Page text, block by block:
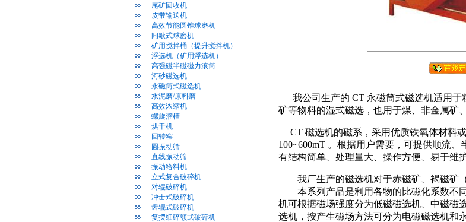
尾矿回收机
皮带输送机
高效节能圆锥球磨机
间歇式球磨机
矿用搅拌桶（提升搅拌机）
浮选机（矿用浮选机）
高强磁半磁磁力滚筒
河砂磁选机
永磁筒式磁选机
水泥磨/原料磨
高效浓缩机
螺旋溜槽
烘干机
回转窑
圆振动筛
直线振动筛
振动给料机
立式复合破碎机
对辊破碎机
冲击式破碎机
齿辊式破碎机
复摆细碎颚式破碎机
我公司生产的 CT 永磁筒式磁选机适用于
矿等物料的湿式磁选，也用于煤、非金属矿
CT 磁选机的磁系，采用优质铁氧体材料
100~600mT 。根据用户需要，可提供顺流
有结构简单、处理量大、操作方便、易于维
我厂生产的磁选机对于赤磁矿、褐磁矿（
本系列产品是利用各物的比磁化系数不
机可根据磁场强度分为低磁磁选机、中磁磁
选机，按产生磁场方法可分为电磁磁选机和